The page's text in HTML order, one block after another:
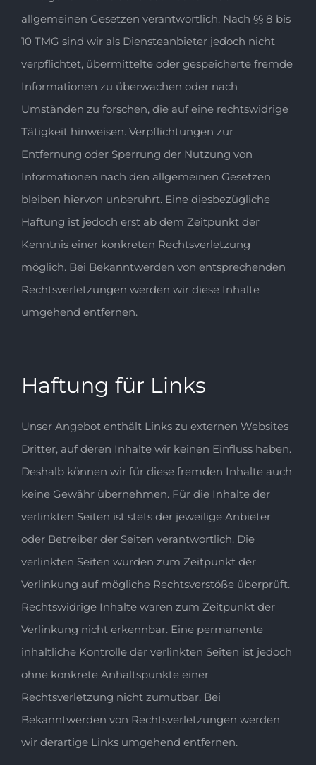
allgemeinen Gesetzen verantwortlich. Nach §§ 8 bis
10 TMG sind wir als Diensteanbieter jedoch nicht
verpflichtet, übermittelte oder gespeicherte fremde
Informationen zu überwachen oder nach
Umständen zu forschen, die auf eine rechtswidrige
Tätigkeit hinweisen. Verpflichtungen zur
Entfernung oder Sperrung der Nutzung von
Informationen nach den allgemeinen Gesetzen
bleiben hiervon unberührt. Eine diesbezügliche
Haftung ist jedoch erst ab dem Zeitpunkt der
Kenntnis einer konkreten Rechtsverletzung
möglich. Bei Bekanntwerden von entsprechenden
Rechtsverletzungen werden wir diese Inhalte
umgehend entfernen.
Haftung für Links
Unser Angebot enthält Links zu externen Websites
Dritter, auf deren Inhalte wir keinen Einfluss haben.
Deshalb können wir für diese fremden Inhalte auch
keine Gewähr übernehmen. Für die Inhalte der
verlinkten Seiten ist stets der jeweilige Anbieter
oder Betreiber der Seiten verantwortlich. Die
verlinkten Seiten wurden zum Zeitpunkt der
Verlinkung auf mögliche Rechtsverstöße überprüft.
Rechtswidrige Inhalte waren zum Zeitpunkt der
Verlinkung nicht erkennbar. Eine permanente
inhaltliche Kontrolle der verlinkten Seiten ist jedoch
ohne konkrete Anhaltspunkte einer
Rechtsverletzung nicht zumutbar. Bei
Bekanntwerden von Rechtsverletzungen werden
wir derartige Links umgehend entfernen.